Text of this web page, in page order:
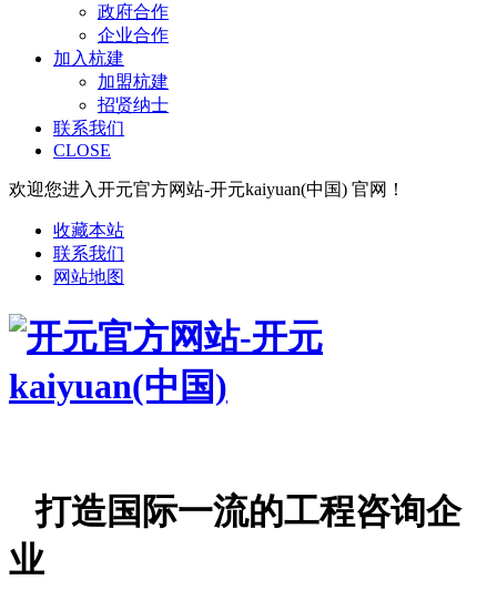
政府合作
企业合作
加入杭建
加盟杭建
招贤纳士
联系我们
CLOSE
欢迎您进入开元官方网站-开元kaiyuan(中国) 官网！
收藏本站
联系我们
网站地图
打造国际一流的工程咨询企
业